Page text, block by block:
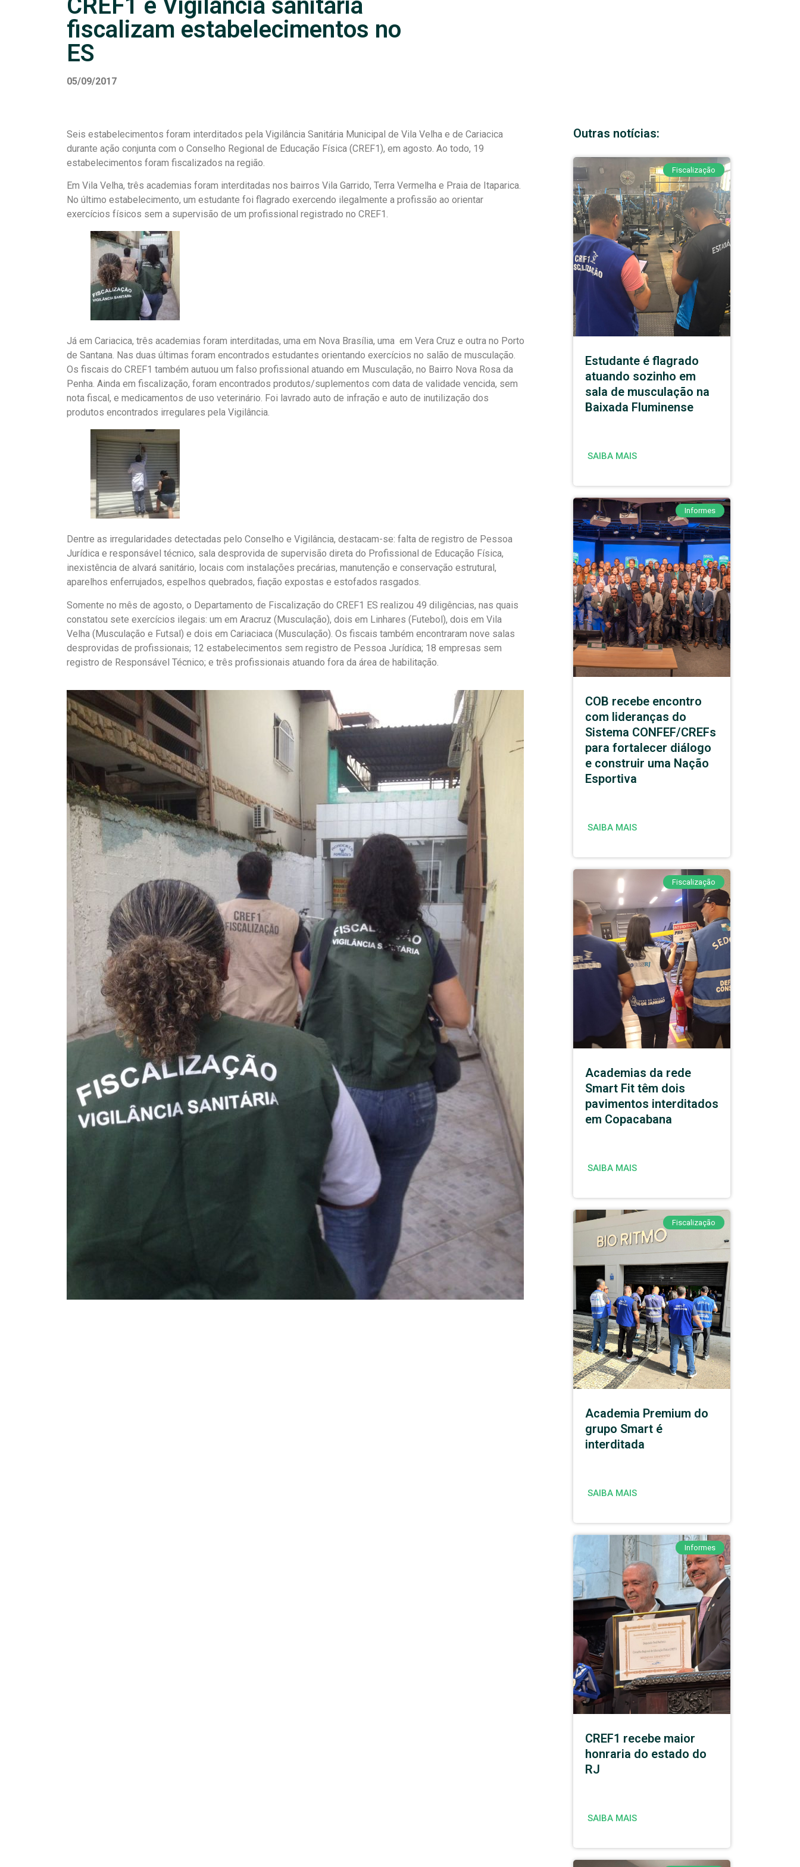
CREF1 e Vigilância sanitária
fiscalizam estabelecimentos no
ES
05/09/2017
Seis estabelecimentos foram interditados pela Vigilância Sanitária Municipal de Vila Velha e de Cariacica
durante ação conjunta com o Conselho Regional de Educação Física (CREF1), em agosto. Ao todo, 19
estabelecimentos foram fiscalizados na região.
Em Vila Velha, três academias foram interditadas nos bairros Vila Garrido, Terra Vermelha e Praia de Itaparica.
No último estabelecimento, um estudante foi flagrado exercendo ilegalmente a profissão ao orientar
exercícios físicos sem a supervisão de um profissional registrado no CREF1.
Já em Cariacica, três academias foram interditadas, uma em Nova Brasília, uma em Vera Cruz e outra no Porto
de Santana. Nas duas últimas foram encontrados estudantes orientando exercícios no salão de musculação.
Os fiscais do CREF1 também autuou um falso profissional atuando em Musculação, no Bairro Nova Rosa da
Penha. Ainda em fiscalização, foram encontrados produtos/suplementos com data de validade vencida, sem
nota fiscal, e medicamentos de uso veterinário. Foi lavrado auto de infração e auto de inutilização dos
produtos encontrados irregulares pela Vigilância.
Dentre as irregularidades detectadas pelo Conselho e Vigilância, destacam-se: falta de registro de Pessoa
Jurídica e responsável técnico, sala desprovida de supervisão direta do Profissional de Educação Física,
inexistência de alvará sanitário, locais com instalações precárias, manutenção e conservação estrutural,
aparelhos enferrujados, espelhos quebrados, fiação expostas e estofados rasgados.
Somente no mês de agosto, o Departamento de Fiscalização do CREF1 ES realizou 49 diligências, nas quais
constatou sete exercícios ilegais: um em Aracruz (Musculação), dois em Linhares (Futebol), dois em Vila
Velha (Musculação e Futsal) e dois em Cariaciaca (Musculação). Os fiscais também encontraram nove salas
desprovidas de profissionais; 12 estabelecimentos sem registro de Pessoa Jurídica; 18 empresas sem
registro de Responsável Técnico; e três profissionais atuando fora da área de habilitação.
Outras notícias:
Fiscalização
Estudante é flagrado
atuando sozinho em
sala de musculação na
Baixada Fluminense
SAIBA MAIS
Informes
COB recebe encontro
com lideranças do
Sistema CONFEF/CREFs
para fortalecer diálogo
e construir uma Nação
Esportiva
SAIBA MAIS
Fiscalização
Academias da rede
Smart Fit têm dois
pavimentos interditados
em Copacabana
SAIBA MAIS
Fiscalização
Academia Premium do
grupo Smart é
interditada
SAIBA MAIS
Informes
CREF1 recebe maior
honraria do estado do
RJ
SAIBA MAIS